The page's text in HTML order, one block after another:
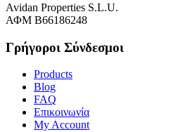
Avidan Properties S.L.U.
ΑΦΜ B66186248
Γρήγοροι Σύνδεσμοι
Products
Blog
FAQ
Επικοινωνία
My Account